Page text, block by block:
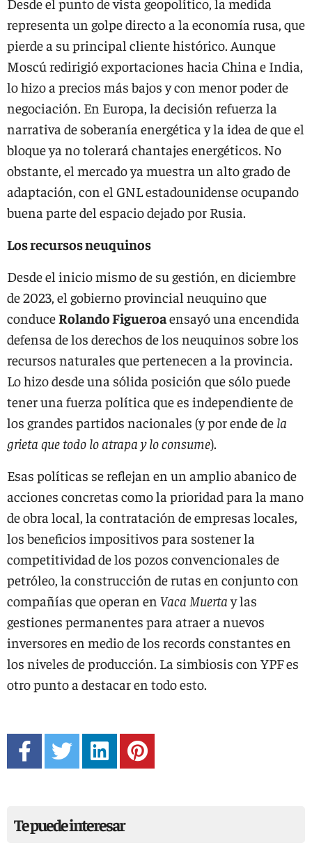
representa un golpe directo a la economía rusa, que
pierde a su principal cliente histórico. Aunque
Moscú redirigió exportaciones hacia China e India,
lo hizo a precios más bajos y con menor poder de
negociación. En Europa, la decisión refuerza la
narrativa de soberanía energética y la idea de que el
bloque ya no tolerará chantajes energéticos. No
obstante, el mercado ya muestra un alto grado de
adaptación, con el GNL estadounidense ocupando
buena parte del espacio dejado por Rusia.
Los recursos neuquinos
Desde el inicio mismo de su gestión, en diciembre
de 2023, el gobierno provincial neuquino que
conduceRolando Figueroaensayó una encendida
defensa de los derechos de los neuquinos sobre los
recursos naturales que pertenecen a la provincia.
Lo hizo desde una sólida posición que sólo puede
tener una fuerza política que es independiente de
los grandes partidos nacionales (y por ende de la
grieta que todo lo atrapa y lo consume).
Esas políticas se reflejan en un amplio abanico de
acciones concretas como la prioridad para la mano
de obra local, la contratación de empresas locales,
los beneficios impositivos para sostener la
competitividad de los pozos convencionales de
petróleo, la construcción de rutas en conjunto con
compañías que operan en Vaca Muertay las
gestiones permanentes para atraer a nuevos
inversores en medio de los records constantes en
los niveles de producción. La simbiosis con YPF es
otro punto a destacar en todo esto.
Te puede interesar